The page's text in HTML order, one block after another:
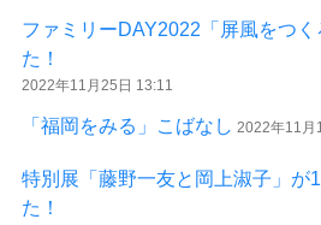
ファミリーDAY2022「屏風をつ
た！
2022年11月25日 13:11
「福岡をみる」こばなし 2022年11月
特別展「藤野一友と岡上淑子」が
た！